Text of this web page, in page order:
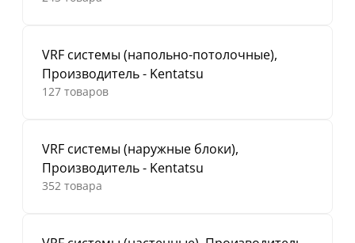
VRF системы (напольно-потолочные),
Производитель - Kentatsu
127 товаров
VRF системы (наружные блоки),
Производитель - Kentatsu
352 товара